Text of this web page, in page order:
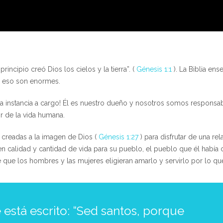
creó Dios los cielos y la tierra”. ( Génesis 1:1 ). La Biblia
son enormes.
instancia a cargo! Él es nuestro dueño y nosotros somos
la vida humana.
a la imagen de Dios ( Génesis 1:27) para disfrutar de una
calidad y cantidad de vida para su pueblo, el pueblo que él había
los hombres y las mujeres eligieran amarlo y servirlo por lo
escrito: “Sed santos, porque